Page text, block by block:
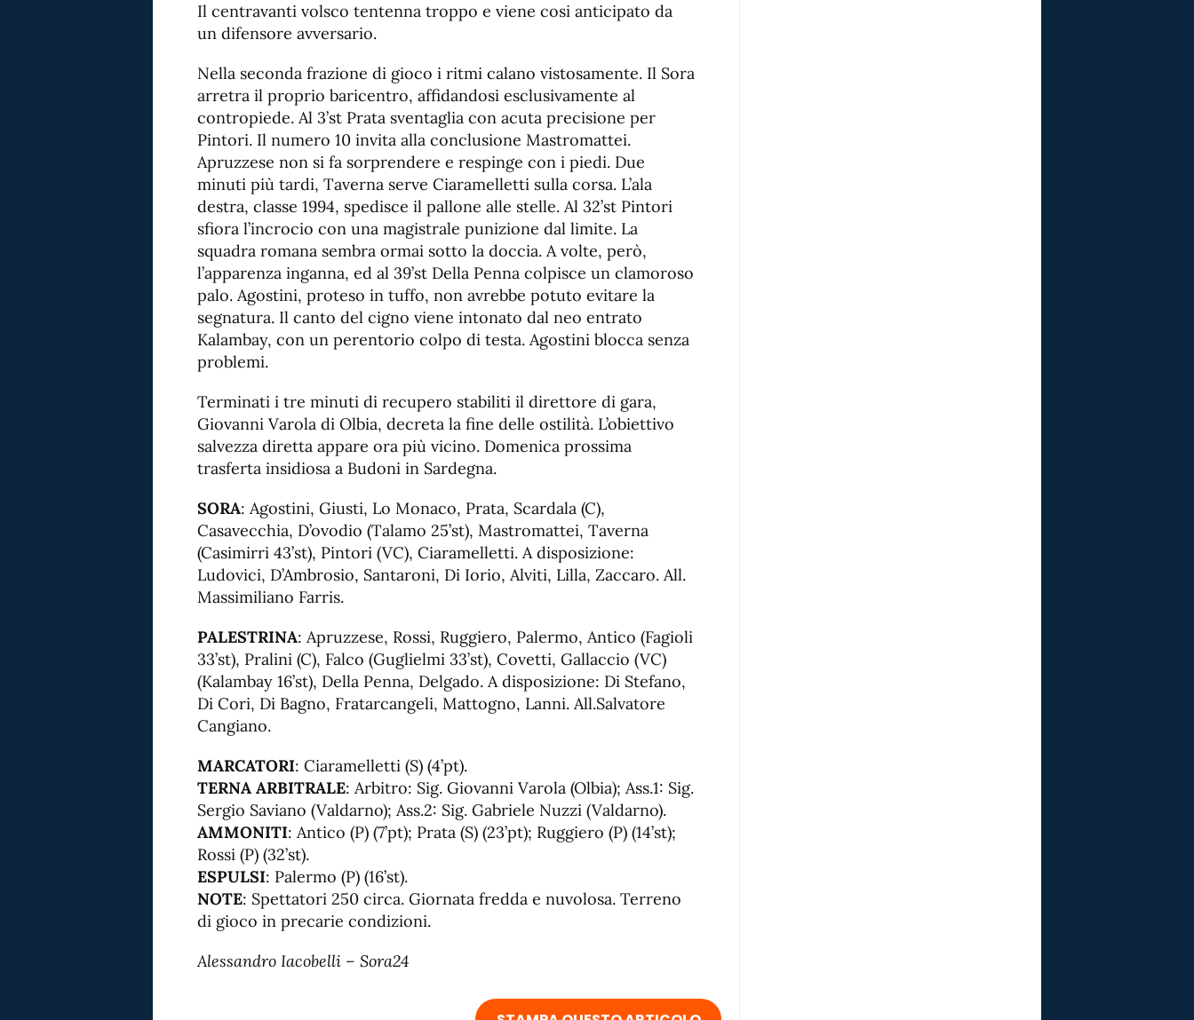
Il centravanti volsco tentenna troppo e viene cosi anticipato da
un difensore avversario.
Nella seconda frazione di gioco i ritmi calano vistosamente. Il Sora
arretra il proprio baricentro, affidandosi esclusivamente al
contropiede. Al 3’st Prata sventaglia con acuta precisione per
Pintori. Il numero 10 invita alla conclusione Mastromattei.
Apruzzese non si fa sorprendere e respinge con i piedi. Due
minuti più tardi, Taverna serve Ciaramelletti sulla corsa. L’ala
destra, classe 1994, spedisce il pallone alle stelle. Al 32’st Pintori
sfiora l’incrocio con una magistrale punizione dal limite. La
squadra romana sembra ormai sotto la doccia. A volte, però,
l’apparenza inganna, ed al 39’st Della Penna colpisce un clamoroso
palo. Agostini, proteso in tuffo, non avrebbe potuto evitare la
segnatura. Il canto del cigno viene intonato dal neo entrato
Kalambay, con un perentorio colpo di testa. Agostini blocca senza
problemi.
Terminati i tre minuti di recupero stabiliti il direttore di gara,
Giovanni Varola di Olbia, decreta la fine delle ostilità. L’obiettivo
salvezza diretta appare ora più vicino. Domenica prossima
trasferta insidiosa a Budoni in Sardegna.
SORA: Agostini, Giusti, Lo Monaco, Prata, Scardala (C),
Casavecchia, D’ovodio (Talamo 25’st), Mastromattei, Taverna
(Casimirri 43’st), Pintori (VC), Ciaramelletti. A disposizione:
Ludovici, D’Ambrosio, Santaroni, Di Iorio, Alviti, Lilla, Zaccaro. All.
Massimiliano Farris.
PALESTRINA: Apruzzese, Rossi, Ruggiero, Palermo, Antico (Fagioli
33’st), Pralini (C), Falco (Guglielmi 33’st), Covetti, Gallaccio (VC)
(Kalambay 16’st), Della Penna, Delgado. A disposizione: Di Stefano,
Di Cori, Di Bagno, Fratarcangeli, Mattogno, Lanni. All.Salvatore
Cangiano.
MARCATORI: Ciaramelletti (S) (4’pt).
TERNA ARBITRALE: Arbitro: Sig. Giovanni Varola (Olbia); Ass.1: Sig.
Sergio Saviano (Valdarno); Ass.2: Sig. Gabriele Nuzzi (Valdarno).
AMMONITI: Antico (P) (7’pt); Prata (S) (23’pt); Ruggiero (P) (14’st);
Rossi (P) (32’st).
ESPULSI: Palermo (P) (16’st).
NOTE: Spettatori 250 circa. Giornata fredda e nuvolosa. Terreno
di gioco in precarie condizioni.
Alessandro Iacobelli – Sora24